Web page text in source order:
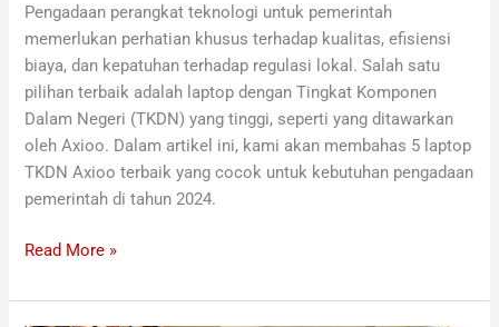
Pengadaan perangkat teknologi untuk pemerintah
memerlukan perhatian khusus terhadap kualitas, efisiensi
biaya, dan kepatuhan terhadap regulasi lokal. Salah satu
pilihan terbaik adalah laptop dengan Tingkat Komponen
Dalam Negeri (TKDN) yang tinggi, seperti yang ditawarkan
oleh Axioo. Dalam artikel ini, kami akan membahas 5 laptop
TKDN Axioo terbaik yang cocok untuk kebutuhan pengadaan
pemerintah di tahun 2024.
Read More »